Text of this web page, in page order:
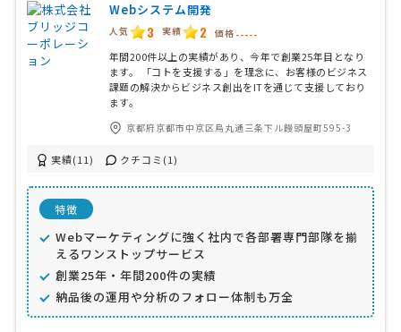
Webシステム開発
人気 3 実績 2 価格 -----
年間200件以上の実績があり、今年で創業25年目となり
ます。 「コトを支援する」を理念に、お客様のビジネス
課題の解決からビジネス創出をITを通じて支援しており
ます。
京都府京都市中京区烏丸通三条下ル饅頭屋町595-3
実績(11) クチコミ(1)
特徴
Webマーケティングに強く社内で各部署専門部隊を揃
えるワンストップサービス
創業25年・年間200件の実績
納品後の運用や分析のフォロー体制も万全